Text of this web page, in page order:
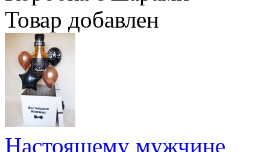
Товар добавлен
Настоящему мужчине